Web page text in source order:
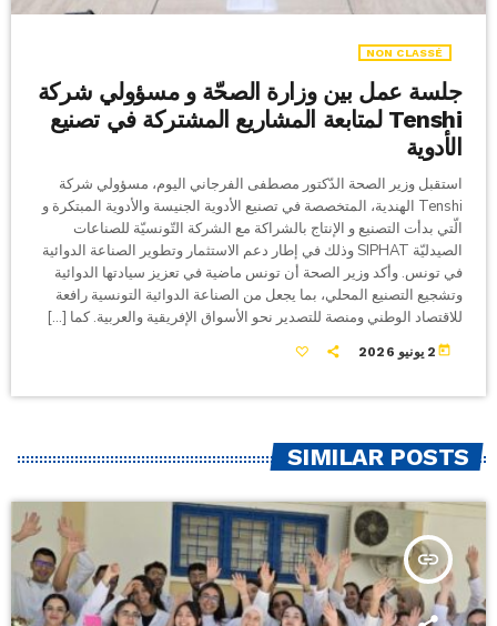
NON CLASSÉ
جلسة عمل بين وزارة الصحّة و مسؤولي شركة
Tenshi لمتابعة المشاريع المشتركة في تصنيع
الأدوية
استقبل وزير الصحة الدّكتور مصطفى الفرجاني اليوم، مسؤولي شركة
Tenshi الهندية، المتخصصة في تصنيع الأدوية الجنيسة والأدوية المبتكرة و
الّتي بدأت التصنيع و الإنتاج بالشراكة مع الشركة التّونسيّة للصناعات
الصيدليّة SIPHAT وذلك في إطار دعم الاستثمار وتطوير الصناعة الدوائية
في تونس. وأكد وزير الصحة أن تونس ماضية في تعزيز سيادتها الدوائية
وتشجيع التصنيع المحلي، بما يجعل من الصناعة الدوائية التونسية رافعة
للاقتصاد الوطني ومنصة للتصدير نحو الأسواق الإفريقية والعربية. كما […]
today 2 يونيو 2026
SIMILAR POSTS
insert_link